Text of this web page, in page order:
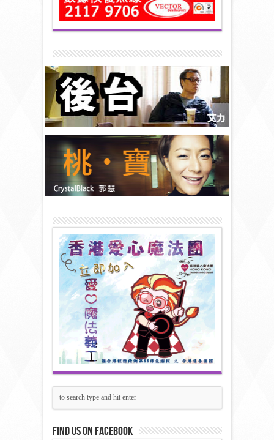
Find us on Facebook